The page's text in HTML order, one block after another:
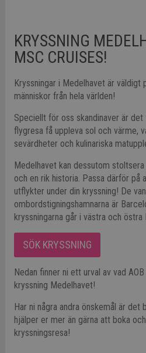
KRYSSNING
MSC CRUISES!
Kryssningar i Medelhavet är väldigt
människor från hela världen!
Speciellt för oss skandinaver är
flygresa få uppleva sol och värme,
sevärdheter och kulinariska
Medelhavet kan dessutom
och en rik historia. Passa därför på
utflykter under din kryssning! De
ombordstigningshamnarna är
kryssningarna går i västra och östra
SÖK KRYSSNING
Nedan finner ni ett urval av vad
kryssning Medelhavet!
Har ni några andra önskemål är det
hjälper er mer än gärna att boka
kryssningsresa!